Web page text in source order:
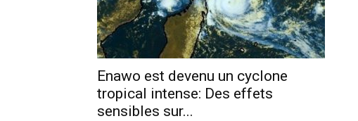
Enawo est devenu un cyclone
tropical intense: Des effets
sensibles sur...